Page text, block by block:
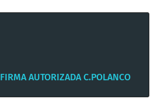
AUTORIZADA C.POLANCO